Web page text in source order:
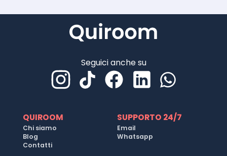
Seguici anche su
QUIROOM
Chi siamo
Blog
Contatti
SUPPORTO 24/7
Email
Whatsapp